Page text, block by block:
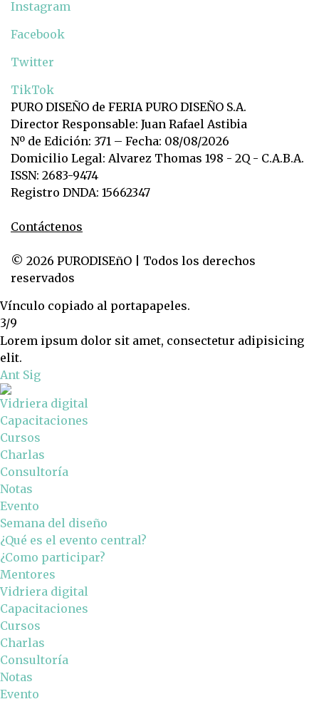
Instagram
Facebook
Twitter
TikTok
PURO DISEÑO de FERIA PURO DISEÑO S.A.
Director Responsable: Juan Rafael Astibia
Nº de Edición: 371 – Fecha: 08/08/2026
Domicilio Legal: Alvarez Thomas 198 - 2Q - C.A.B.A.
ISSN: 2683-9474
Registro DNDA: 15662347
Contáctenos
© 2026 PURODISEñO | Todos los derechos
reservados
Vínculo copiado al portapapeles.
3/9
Lorem ipsum dolor sit amet, consectetur adipisicing
elit.
Ant Sig
Vidriera digital
Capacitaciones
Cursos
Charlas
Consultoría
Notas
Evento
Semana del diseño
¿Qué es el evento central?
¿Como participar?
Mentores
Vidriera digital
Capacitaciones
Cursos
Charlas
Consultoría
Notas
Evento